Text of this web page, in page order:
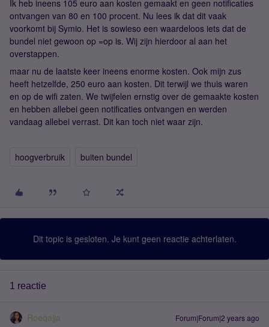
Ik heb ineens 105 euro aan kosten gemaakt en geen notificaties
ontvangen van 80 en 100 procent. Nu lees ik dat dit vaak
voorkomt bij Symio. Het is sowieso een waardeloos iets dat de
bundel niet gewoon op =op is. Wij zijn hierdoor al aan het
overstappen.
maar nu de laatste keer ineens enorme kosten. Ook mijn zus
heeft hetzelfde, 250 euro aan kosten. Dit terwijl we thuis waren
en op de wifi zaten. We twijfelen ernstig over de gemaakte kosten
en hebben allebei geen notificaties ontvangen en werden
vandaag allebei verrast. Dit kan toch niet waar zijn.
hoogverbruik buiten bundel
Dit topic is gesloten. Je kunt geen reactie achterlaten.
1 reactie
Roeqajja Forum|Forum|2 years ago